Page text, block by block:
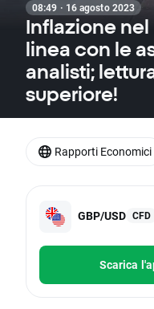
08:49 · 16 agosto 2023
Inflazione
linea con le
analisti;
superiore!
GBP/USD CFD
Scarica
Rapporti Economici